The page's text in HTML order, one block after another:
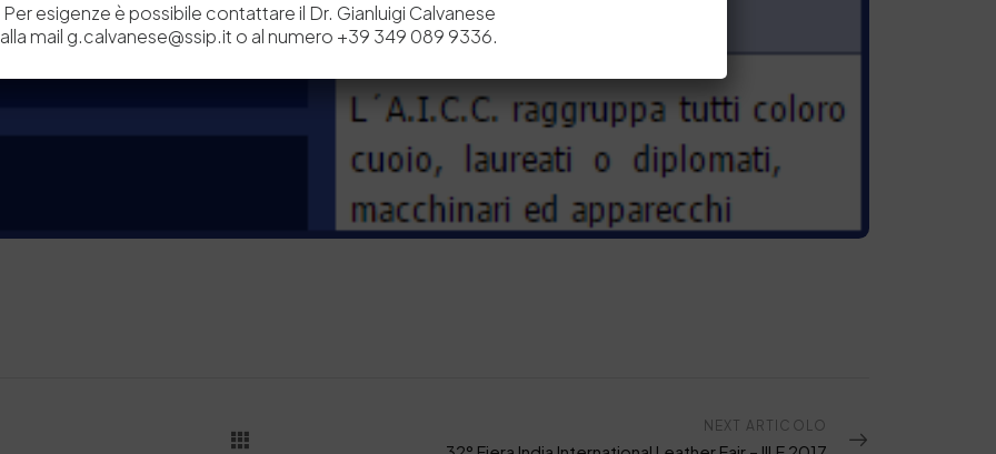
NEXT ARTICOLO
Per esigenze è possibile contattare il Dr. Gianluigi Calvanese
alla mail g.calvanese@ssip.it o al numero +39 349 089 9336.